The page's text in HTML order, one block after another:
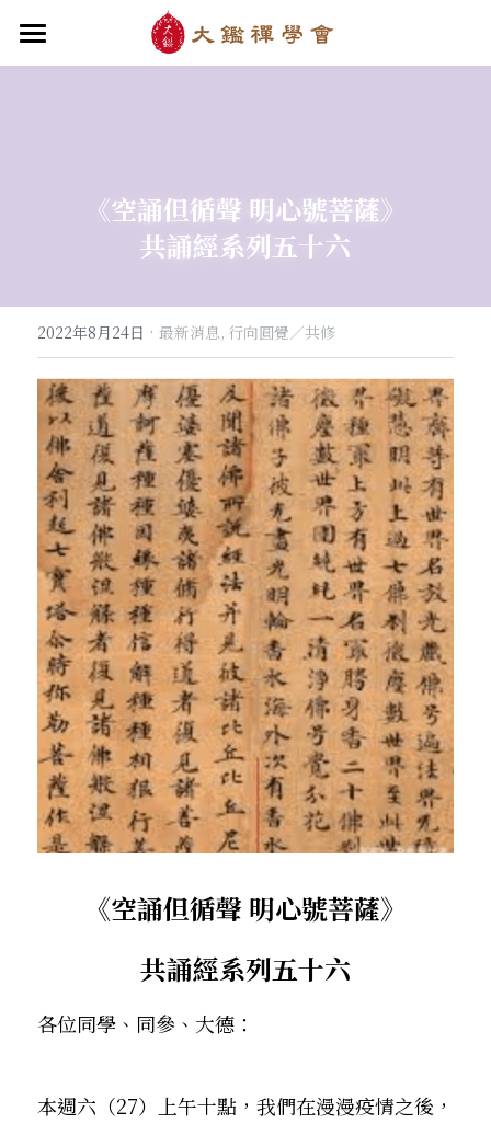
首頁
關於大鑑禪堂
入會申請
禪行者簡介
．兩座山之間
．華嚴初始
．雨季，兩個旅人
．花開最末
．杏葉詩
．閱讀與人生（上）——談閱讀對自我生
命的啟發
．閱讀與人生（下）——談閱讀對自我生
命的啟發
．挑戰自我的魅力
．黃昏之悸
．焚不滅的心
．刺桐心木
．中古世紀的殉道者
．聽聽，隔山的道人！
梁寒衣著作（書目/序/評論）
他方之眼（報導/評論/學術研究）
最新消息/課程
行向圓覺/課程・共修
華嚴智海/教觀、禪觀
宗門之眼/經藏之美
拄杖在手
拄杖在手/論文・演講・座談・開示
拄杖在手/隨身法藏
寒雪付衣/散文・詩歌・偈贊
薔薇與棘原/現代小說・寓言小說・佛化小說
影之聲/電影內外觀
道在一切/影音
光光交會/導介・轉載
線上聆聽
【道德經】
【勝鬘經】
行道瓔珞
感思與洄瀾
千眼書屋/書籍．作品
搜索
聯絡我們
《空誦但循聲 明心號菩薩》
共誦經系列五十六
2022年8月24日 · 最新消息, 行向圓覺／共修
《空誦但循聲 明心號菩薩》
共誦經系列五十六
各位同學、同參、大德：
本週六（27）上午十點，我們在漫漫疫情之後，